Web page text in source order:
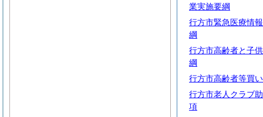
業実施要綱
行方市緊急医療情
綱
行方市高齢者と子
綱
行方市高齢者等買
行方市老人クラブ
項